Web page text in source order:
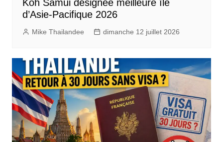
Koh Samui désignée meilleure île
d’Asie-Pacifique 2026
Mike Thailandee dimanche 12 juillet 2026